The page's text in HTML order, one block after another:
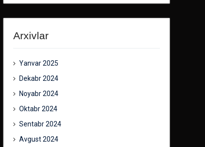
Arxivlar
Yanvar 2025
Dekabr 2024
Noyabr 2024
Oktabr 2024
Sentabr 2024
Avgust 2024